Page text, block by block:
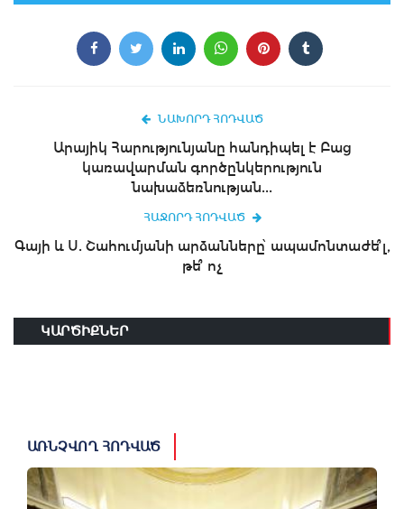
ՆԱԽՈՐԴ ՀՈԴՎԱԾ
Արայիկ Հարությունյանը հանդիպել է Բաց
կառավարման գործընկերություն
նախաձեռնության...
ՀԱՋՈՐԴ ՀՈԴՎԱԾ
Գայի և Ս. Շահումյանի արձանները՝ ապամոնտաժե՞լ,
թե՞ ոչ
ԿԱՐԾԻՔՆԵՐ
ԱՌՆՉՎՈՂ ՀՈԴՎԱԾ